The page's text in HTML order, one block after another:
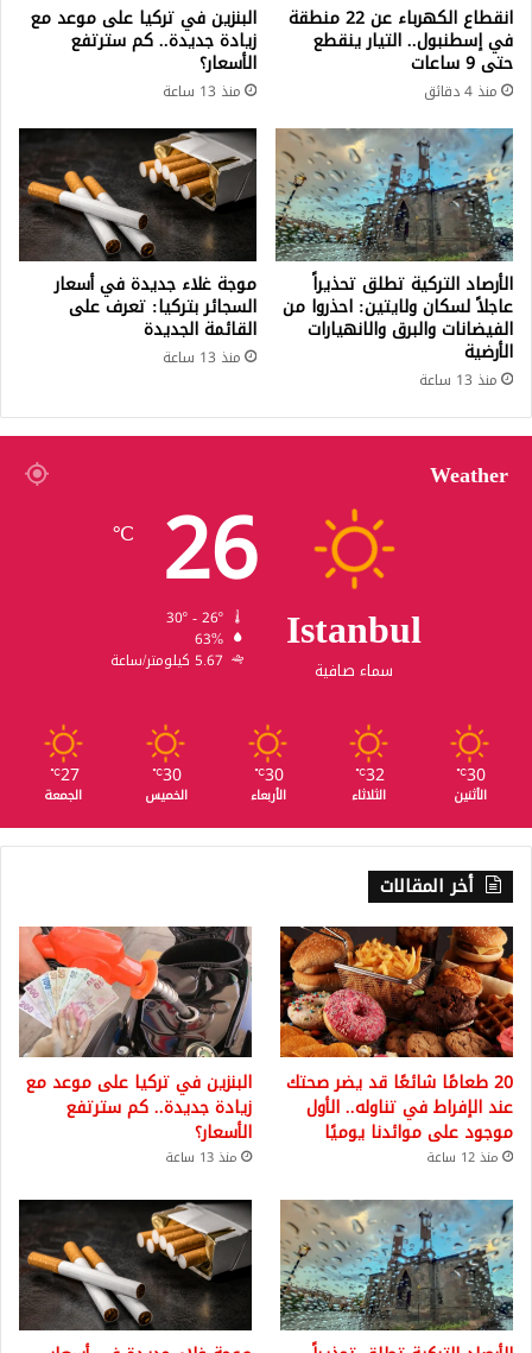
انقطاع الكهرباء عن 22 منطقة
في إسطنبول.. التيار ينقطع
حتى 9 ساعات
منذ 4 دقائق
البنزين في تركيا على موعد مع
زيادة جديدة.. كم سترتفع
الأسعار؟
منذ 13 ساعة
الأرصاد التركية تطلق تحذيراً
عاجلاً لسكان ولايتين: احذروا من
الفيضانات والبرق والانهيارات
الأرضية
منذ 13 ساعة
موجة غلاء جديدة في أسعار
السجائر بتركيا: تعرف على
القائمة الجديدة
منذ 13 ساعة
Weather
Istanbul
سماء صافية
26
℃
63%
5.67 كيلومتر/ساعة
30
℃
الأثنين
32
℃
الثلاثاء
30
℃
الأربعاء
30
℃
الخميس
27
℃
الجمعة
أخر المقالات
20 طعامًا شائعًا قد يضر صحتك
عند الإفراط في تناوله.. الأول
موجود على موائدنا يوميًا
منذ 12 ساعة
البنزين في تركيا على موعد مع
زيادة جديدة.. كم سترتفع
الأسعار؟
منذ 13 ساعة